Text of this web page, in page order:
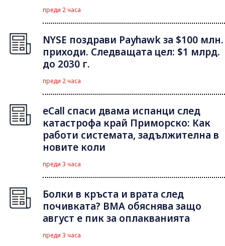
преди 2 часа
NYSE поздрави Payhawk за $100 млн.
приходи. Следващата цел: $1 млрд.
до 2030 г.
преди 2 часа
eCall спаси двама испанци след
катастрофа край Приморско: Как
работи системата, задължителна в
новите коли
преди 3 часа
Болки в кръста и врата след
почивката? ВМА обяснява защо
август е пик за оплакванията
преди 3 часа